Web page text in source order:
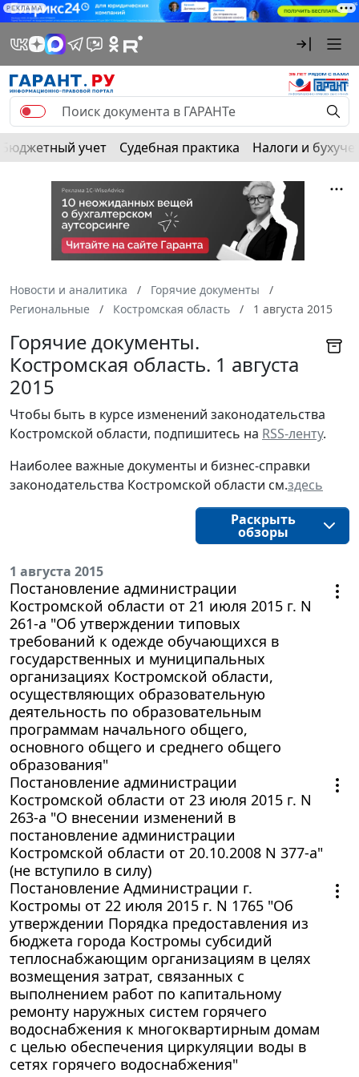
РЕКЛАМА
Бюджетный учет Судебная практика Налоги и
Новости и аналитика
Горячие документы
Региональные
Костромская область 1 августа 2015
Горячие документы.
Костромская область. 1 августа
2015
Чтобы быть в курсе изменений законодательства
Костромской области, подпишитесь на RSS-ленту.
Наиболее важные документы и бизнес-справки
законодательства Костромской области см.здесь
Раскрыть
обзоры
1 августа 2015
Постановление администрации
Костромской области от 21 июля 2015 г. N
261-а "Об утверждении типовых
требований к одежде обучающихся в
государственных и муниципальных
организациях Костромской области,
осуществляющих образовательную
деятельность по образовательным
программам начального общего,
основного общего и среднего общего
образования"
Постановление администрации
Костромской области от 23 июля 2015 г. N
263-а "О внесении изменений в
постановление администрации
Костромской области от 20.10.2008 N 377-а"
(не вступило в силу)
Постановление Администрации г.
Костромы от 22 июля 2015 г. N 1765 "Об
утверждении Порядка предоставления из
бюджета города Костромы субсидий
теплоснабжающим организациям в целях
возмещения затрат, связанных с
выполнением работ по капитальному
ремонту наружных систем горячего
водоснабжения к многоквартирным домам
с целью обеспечения циркуляции воды в
сетях горячего водоснабжения"